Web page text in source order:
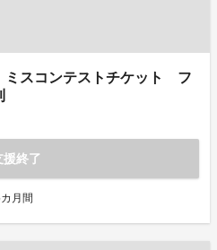
ミスコンテストチケット フ
援終了
月間